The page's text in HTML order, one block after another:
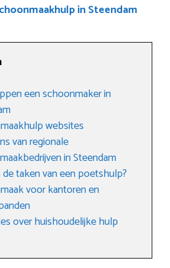
in Steendam
een schoonmaker in
websites
van regionale
in Steendam
de taken van een poetshulp?
voor kantoren en
over huishoudelijke hulp